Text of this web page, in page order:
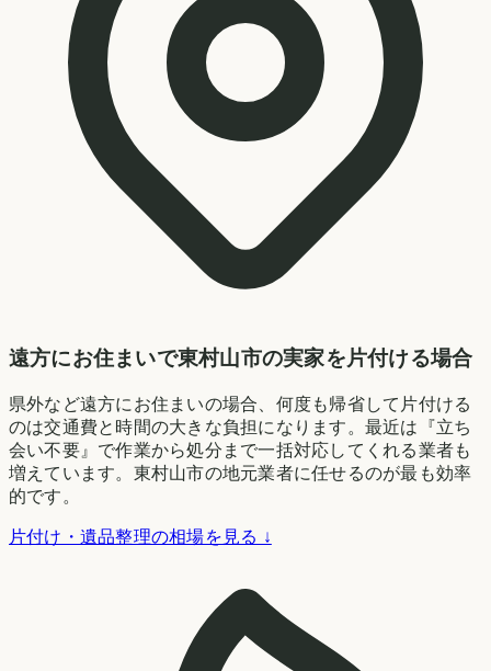
遠方にお住まいで東村山市の実家を片付ける場合
県外など遠方にお住まいの場合、何度も帰省して片付ける
のは交通費と時間の大きな負担になります。最近は『立ち
会い不要』で作業から処分まで一括対応してくれる業者も
増えています。東村山市の地元業者に任せるのが最も効率
的です。
片付け・遺品整理の相場を見る ↓